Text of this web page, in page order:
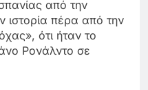
από την
ιστορία πέρα από την
ότι ήταν το
Ρονάλντο σε